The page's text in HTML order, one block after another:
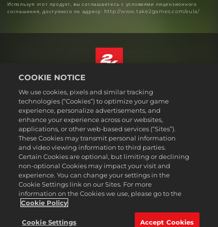
Используя этот продукт, вы соглашаетесь с условиями лицензионного
соглашения, доступного по адресу: http://www.take2games.com/eula/
Юридическая информация
Политика конфиденциальности
Политика файлов cookie
Поддержка
Не продавайте и не распространяйте мои персональные данные
Статус заказа и возвраты
Рекламные партнеры 2K
©2016-2026 Take-Two Interactive Software Inc. 2K, Firaxis Games,
Civilization, and their respective logos are trademarks of Take-Two
Interactive Software, Inc. All rights reserved.
Все указанные товарные знаки являются собственностью
соответствующих владельцев.
Русский
COOKIE NOTICE
We use cookies, pixels and similar tracking
technologies (“Cookies”) to optimize your game
experience, personalize advertisements, and
enhance your experience across our websites,
applications, or other web-based services (“Sites”).
These Cookies may transmit personal information
and video viewing information to third parties.
Certain Cookies are optional, but limiting or declining
non-optional Cookies may impact your visit and
experience. You can change your settings in the
Cookie Settings link on our Sites. For more
information on the Cookies we use, please go to the
Cookie Policy
Cookie Settings Accept Cookies